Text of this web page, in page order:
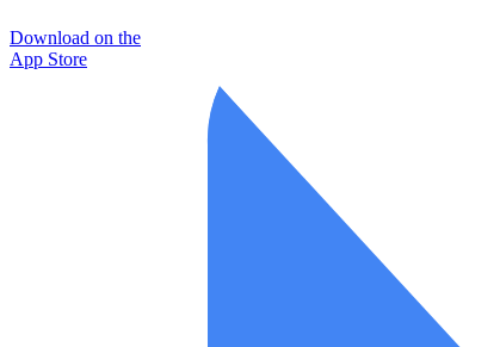
Download on the
App Store